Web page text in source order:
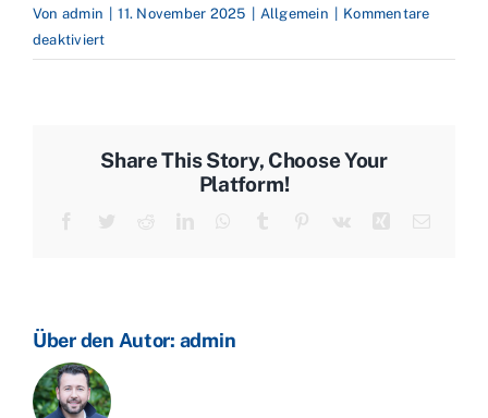
Von admin 11. November 2025 Allgemein
Kommentare
deaktiviertfür
Preisstatistik
und
Lieferverschiebungen
Share This Story, Choose Your
Platform!
Über den Autor: admin